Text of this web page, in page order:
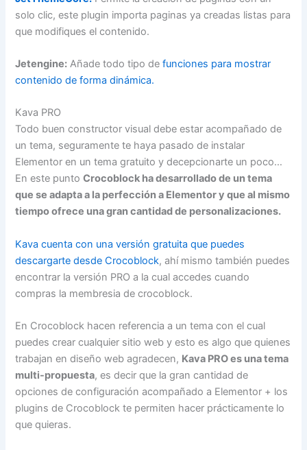
solo clic, este plugin importa paginas ya creadas listas para
que modifiques el contenido.
Jetengine: Añade todo tipo defunciones para mostrar
contenido de forma dinámica.
Kava PRO
Todo buen constructor visual debe estar acompañado de
un tema, seguramente te haya pasado de instalar
Elementor en un tema gratuito y decepcionarte un poco…
En este puntoCrocoblock ha desarrollado de un tema
que se adapta a la perfección a Elementor y que al mismo
tiempo ofrece una gran cantidad de personalizaciones.
Kava cuenta con una versión gratuita que puedes
descargarte desde Crocoblock, ahí mismo también puedes
encontrar la versión PRO a la cual accedes cuando
compras la membresia de crocoblock.
En Crocoblock hacen referencia a un tema con el cual
puedes crear cualquier sitio web y esto es algo que quienes
trabajan en diseño web agradecen, Kava PRO es una tema
multi-propuesta, es decir que la gran cantidad de
opciones de configuración acompañado a Elementor + los
plugins de Crocoblock te permiten hacer prácticamente lo
que quieras.